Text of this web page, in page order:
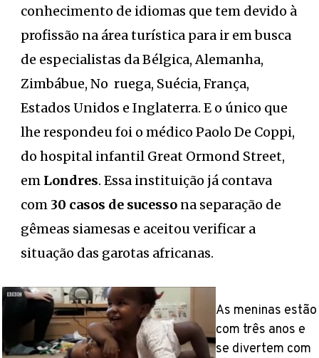
conhecimento de idiomas que tem devido à
profissão na área turística para ir em busca
de especialistas da Bélgica, Alemanha,
Zimbábue, No ruega, Suécia, França,
Estados Unidos e Inglaterra. E o único que
lhe respondeu foi o médico Paolo De Coppi,
do hospital infantil Great Ormond Street,
em Londres. Essa instituição já contava
com 30 casos de sucesso na separação de
gêmeas siamesas e aceitou verificar a
situação das garotas africanas.
As meninas estão
com três anos e
se divertem com